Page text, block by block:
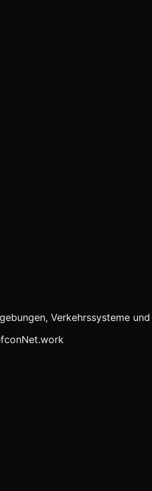
Verkehrssysteme